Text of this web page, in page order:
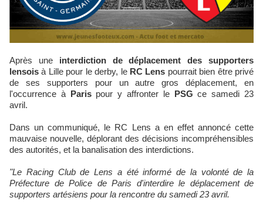
Après uneinterdiction de déplacement des supporters
lensois à Lille pour le derby, le RC Lens pourrait bien être privé
de ses supporters pour un autre gros déplacement, en
l'occurrence à Parispour y affronter le PSG ce samedi 23
avril.
Dans un communiqué, le RC Lens a en effet annoncé cette
mauvaise nouvelle, déplorant des décisions incompréhensibles
des autorités, et la banalisation des interdictions.
"Le Racing Club de Lens a été informé de la volonté de la
Préfecture de Police de Paris d'interdire le déplacement de
supporters artésiens pour la rencontre du samedi 23 avril.